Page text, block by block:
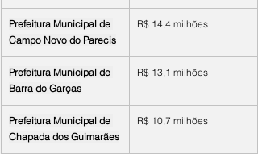
Prefeitura Municipal de
Campo Novo do Parecis
R$ 14,4 milhões
Prefeitura Municipal de
Barra do Garças
R$ 13,1 milhões
Prefeitura Municipal de
Chapada dos Guimarães
R$ 10,7 milhões